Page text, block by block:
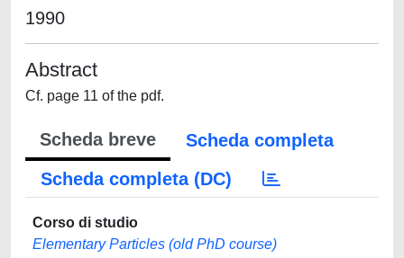
1990
Abstract
Cf. page 11 of the pdf.
Scheda breve
Scheda completa
Scheda completa (DC)
Corso di studio
Elementary Particles (old PhD course)